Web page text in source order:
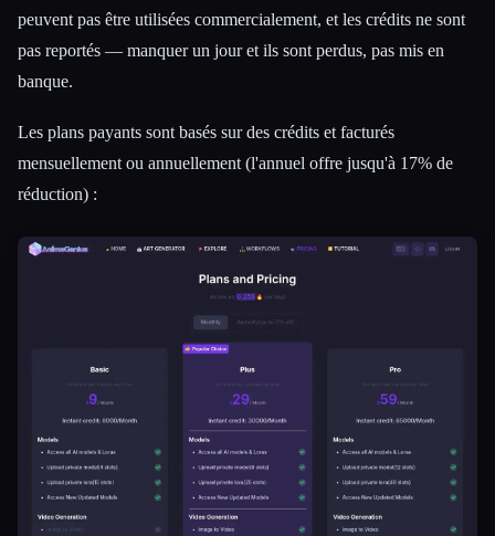
peuvent pas être utilisées commercialement, et les crédits ne sont
pas reportés — manquer un jour et ils sont perdus, pas mis en
banque.
Les plans payants sont basés sur des crédits et facturés
mensuellement ou annuellement (l'annuel offre jusqu'à 17% de
réduction) :